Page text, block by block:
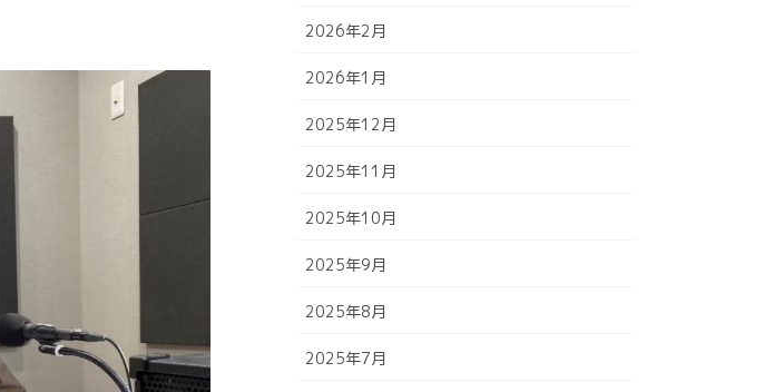
2026年2月
2026年1月
2025年12月
2025年11月
2025年10月
2025年9月
2025年8月
2025年7月